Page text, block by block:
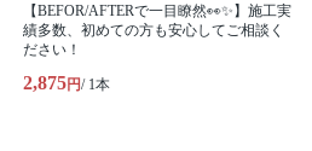
【BEFOR/AFTERで一目瞭然👀✨】施工実
績多数、初めての方も安心してご相談く
ださい！
2,875円/ 1本